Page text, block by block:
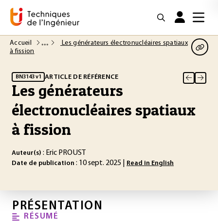
Accueil
Les générateurs électronucléaires spatiaux
à fission
BN3143 v1 ARTICLE DE RÉFÉRENCE
Les générateurs
électronucléaires spatiaux
à fission
Auteur(s) : Eric PROUST
Date de publication : 10 sept. 2025 | Read in English
PRÉSENTATION
RÉSUMÉ